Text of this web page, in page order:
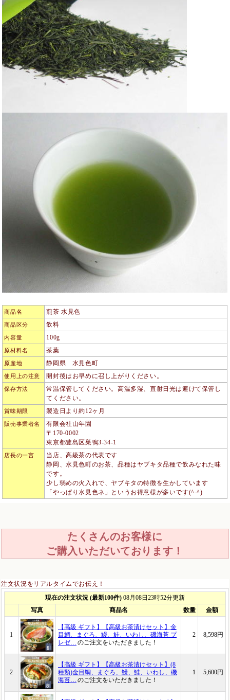
商品名 煎茶 水見色
商品区分 飲料
内容量 100g
原材料名 茶葉
原産地 静岡県 水見色町
使用上の注意 開封後はお早めに召し上がりください。
保存方法
常温保管してください。高温多湿、直射日光は避けて保管し
てください。
賞味期限 製造日より約12ヶ月
販売事業者名
有限会社山年園
〒170-0002
東京都豊島区巣鴨3-34-1
店長の一言
当店、高級茶の代表です
静岡、水見色町のお茶、品種はヤブキタ品種で飲みなれた味
です。
少し弱めの火入れで、ヤブキタの特徴を生かしています
「やっぱり水見色ネ」というお得意様が多いです(^-^)
たくさんのお客様に
ご購入いただいております！
注文状況をリアルタイムでお伝え！